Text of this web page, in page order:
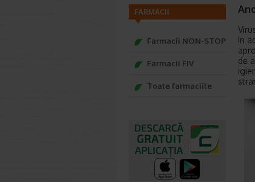
In
de
FARMACII
Farmacii NON-STOP
Farmacii FIV
Toate farmaciile